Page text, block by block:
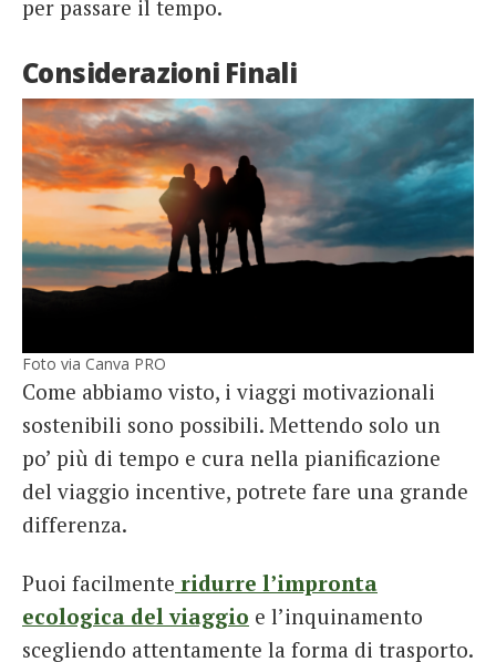
per passare il tempo.
Considerazioni Finali
Foto via Canva PRO
Come abbiamo visto, i viaggi motivazionali
sostenibili sono possibili. Mettendo solo un
po’ più di tempo e cura nella pianificazione
del viaggio incentive, potrete fare una grande
differenza.
Puoi facilmente ridurre l’impronta
ecologica del viaggio e l’inquinamento
scegliendo attentamente la forma di trasporto.